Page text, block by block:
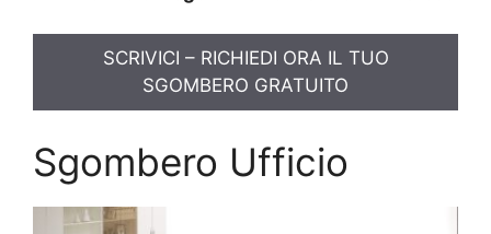
SCRIVICI – RICHIEDI ORA IL TUO
SGOMBERO GRATUITO
Sgombero Ufficio